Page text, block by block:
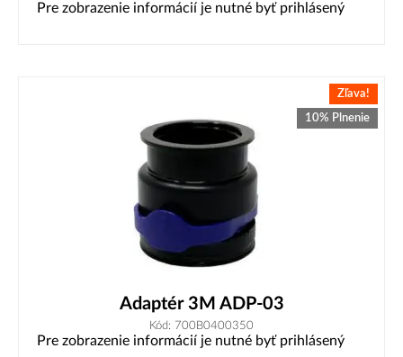
Pre zobrazenie informácií je nutné byť prihlásený
Zľava!
10% Plnenie
Adaptér 3M ADP-03
Kód: 700B0400350
Pre zobrazenie informácií je nutné byť prihlásený